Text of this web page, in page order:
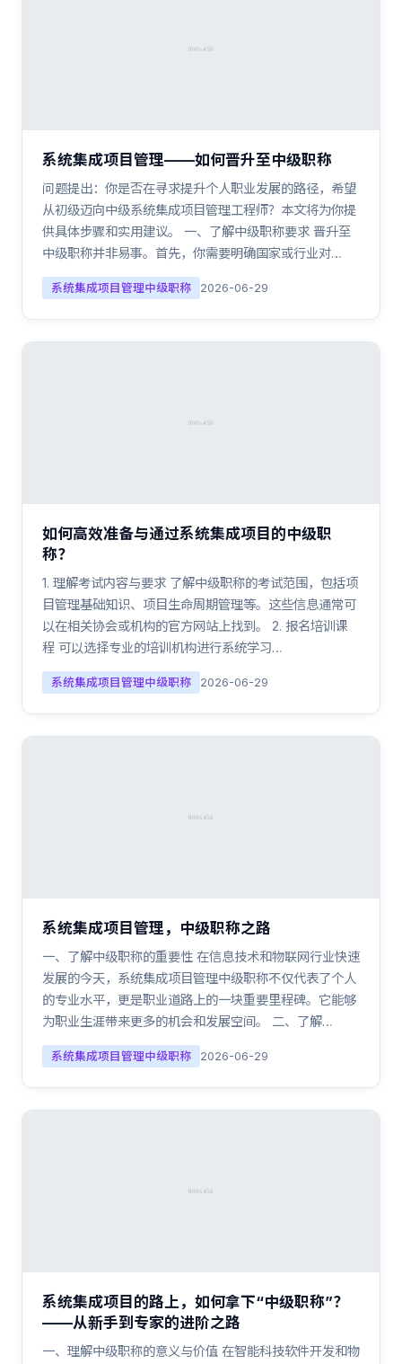
系统集成项目管理——如何晋升至中级职称
问题提出：你是否在寻求提升个人职业发展的路径，希望
从初级迈向中级系统集成项目管理工程师？本文将为你提
供具体步骤和实用建议。 一、了解中级职称要求 晋升至
中级职称并非易事。首先，你需要明确国家或行业对…
系统集成项目管理中级职称 2026-06-29
如何高效准备与通过系统集成项目的中级职
称？
1. 理解考试内容与要求 了解中级职称的考试范围，包括项
目管理基础知识、项目生命周期管理等。这些信息通常可
以在相关协会或机构的官方网站上找到。 2. 报名培训课
程 可以选择专业的培训机构进行系统学习…
系统集成项目管理中级职称 2026-06-29
系统集成项目管理，中级职称之路
一、了解中级职称的重要性 在信息技术和物联网行业快速
发展的今天，系统集成项目管理中级职称不仅代表了个人
的专业水平，更是职业道路上的一块重要里程碑。它能够
为职业生涯带来更多的机会和发展空间。 二、了解…
系统集成项目管理中级职称 2026-06-29
系统集成项目的路上，如何拿下“中级职称”？
——从新手到专家的进阶之路
一、理解中级职称的意义与价值 在智能科技软件开发和物